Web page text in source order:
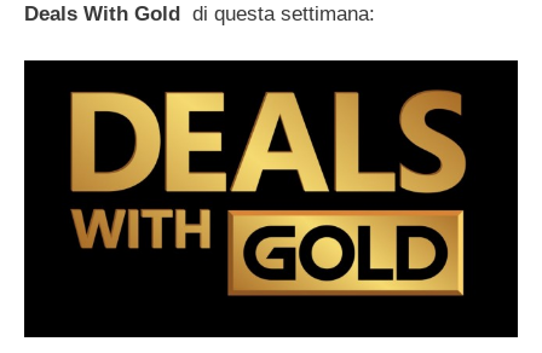
Deals With Gold di questa settimana: